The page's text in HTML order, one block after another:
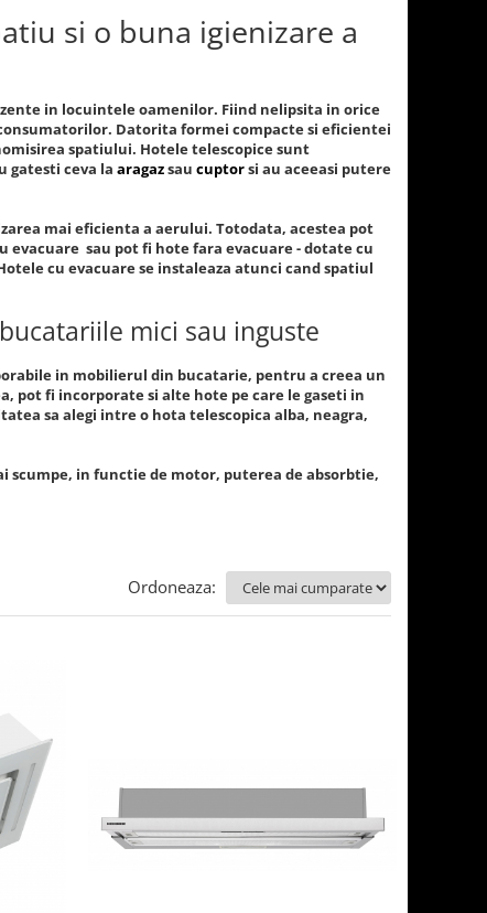
si o buna igienizare a
in locuintele oamenilor. Fiind nelipsita in orice
Datorita formei compacte si eficientei
spatiului. Hotele telescopice sunt
gatesti ceva la aragazsau cuptorsi au aceeasi putere
mai eficienta a aerului. Totodata, acestea pot
evacuare sau pot fi hote fara evacuare - dotate cu
cu evacuare se instaleaza atunci cand spatiul
mici sau inguste
in mobilierul din bucatarie, pentru a creea un
pot fi incorporate si alte hote pe care le gaseti in
sa alegi intre o hota telescopica alba, neagra,
in functie de motor, puterea de absorbtie,
Ordoneaza: